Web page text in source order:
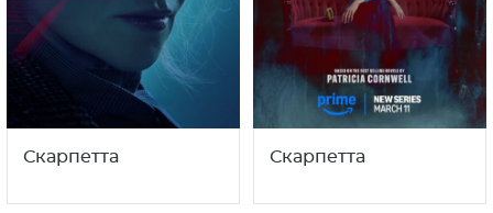
Скарпетта Скарпетта